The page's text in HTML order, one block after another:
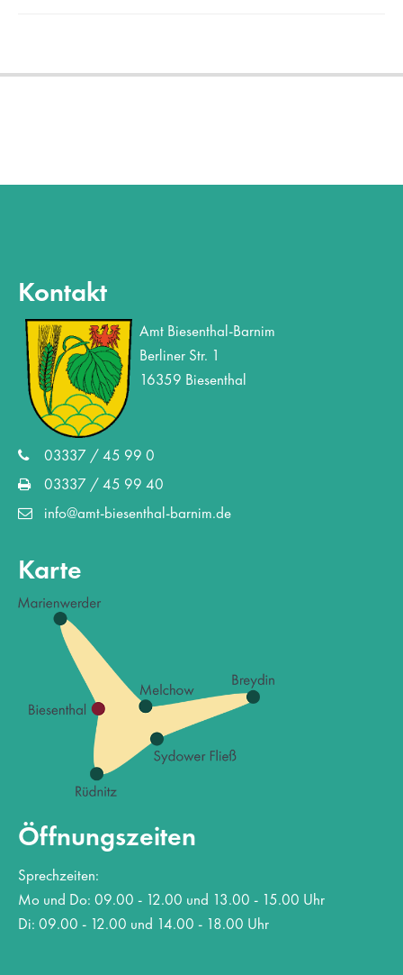
Kontakt
Amt Biesenthal-Barnim
Berliner Str. 1
16359 Biesenthal
03337 / 45 99 0
03337 / 45 99 40
info@amt-biesenthal-barnim.de
Karte
Öffnungszeiten
Sprechzeiten:
Mo und Do: 09.00 - 12.00 und 13.00 - 15.00 Uhr
Di: 09.00 - 12.00 und 14.00 - 18.00 Uhr